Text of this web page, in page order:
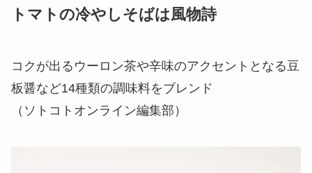
トマトの冷やしそばは風物詩
コクが出るウーロン茶や辛味のアクセントとなる豆
板醤など14種類の調味料をブレンド
（ソトコトオンライン編集部）